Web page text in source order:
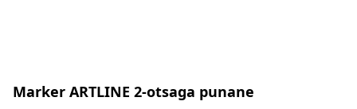
Marker ARTLINE 2-otsaga punane